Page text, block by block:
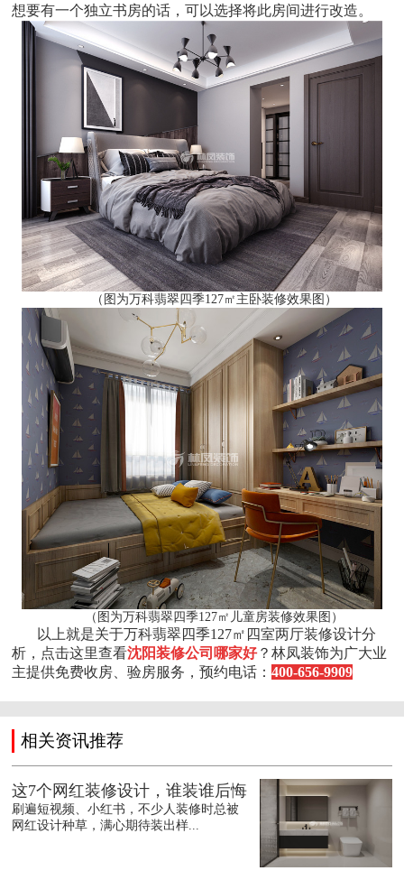
想要有一个独立书房的话，可以选择将此房间进行改造。
（图为万科翡翠四季127㎡主卧装修效果图）
（图为万科翡翠四季127㎡儿童房装修效果图）
以上就是关于万科翡翠四季127㎡四室两厅装修设计分
析，点击这里查看沈阳装修公司哪家好？林凤装饰为广大业
主提供免费收房、验房服务，预约电话：400-656-9909
相关资讯推荐
这7个网红装修设计，谁装谁后悔
刷遍短视频、小红书，不少人装修时总被
网红设计种草，满心期待装出样...